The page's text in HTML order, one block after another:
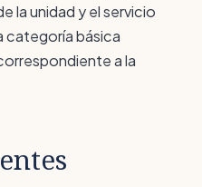
la unidad y el servicio
categoría básica
a la